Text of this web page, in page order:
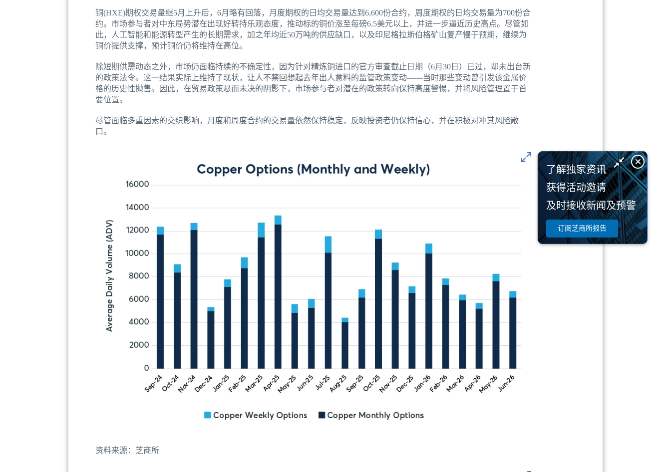
铜(HXE)期权交易量继5月上升后，6月略有回落，月度期权的日均交易量达到6,600份合约，周度期权的日均交易量为700份合
约。市场参与者对中东局势潜在出现好转持乐观态度，推动标的铜价涨至每磅6.5美元以上，并进一步逼近历史高点。尽管如
此，人工智能和能源转型产生的长期需求，加之年均近50万吨的供应缺口，以及印尼格拉斯伯格矿山复产慢于预期，继续为
铜价提供支撑，预计铜价仍将维持在高位。
除短期供需动态之外，市场仍面临持续的不确定性，因为针对精炼铜进口的官方审查截止日期（6月30日）已过，却未出台新
的政策法令。这一结果实际上维持了现状，让人不禁回想起去年出人意料的监管政策变动——当时那些变动曾引发该金属价
格的历史性抛售。因此，在贸易政策悬而未决的阴影下，市场参与者对潜在的政策转向保持高度警惕，并将风险管理置于首
要位置。
尽管面临多重因素的交织影响，月度和周度合约的交易量依然保持稳定，反映投资者仍保持信心，并在积极对冲其风险敞
口。
资料来源：芝商所
了解独家资讯
获得活动邀请
及时接收新闻及预警
订阅芝商所报告